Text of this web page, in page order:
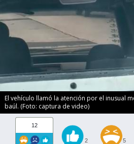
El vehículo llamó la atención por el inusual
baúl. (Foto: captura de video)
12
2 5